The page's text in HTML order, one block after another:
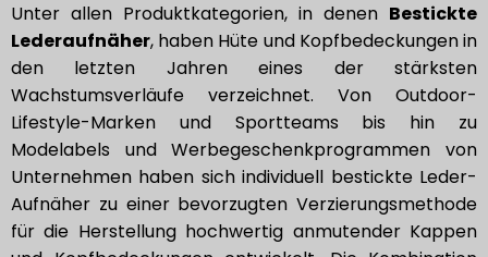
Unter allen Produktkategorien, in denen Bestickte
Lederaufnäher, haben Hüte und Kopfbedeckungen in
den letzten Jahren eines der stärksten
Wachstumsverläufe verzeichnet. Von Outdoor-
Lifestyle-Marken und Sportteams bis hin zu
Modelabels und Werbegeschenkprogrammen von
Unternehmen haben sich individuell bestickte Leder-
Aufnäher zu einer bevorzugten Verzierungsmethode
für die Herstellung hochwertig anmutender Kappen